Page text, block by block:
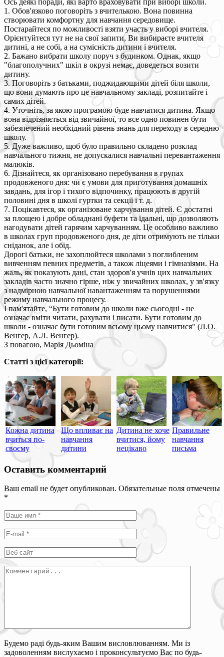
1. Обов'язково поговоріть з вчителькою. Вона повинна
створювати комфортну для навчання середовище.
Постарайтеся по можливості взяти участь у виборі вчителя.
Орієнтуйтеся тут не на свої запити, Ви вибираєте вчителя
дитині, а не собі, а на сумісність дитини і вчителя.
2. Бажано вибрати школу поруч з будинком. Однак, якщо
"благополучних" шкіл в окрузі немає, доведеться возити
дитину.
3. Поговоріть з батьками, поджидающими дітей біля школи,
що вони думають про це навчальному закладі, розпитайте і
самих дітей.
4. Уточніть, за якою програмою буде навчатися дитина. Якщо
вона відрізняється від звичайної, то все одно повинен бути
забезпечений необхідний рівень знань для переходу в середню
школу.
5. Дуже важливо, щоб було правильно складено розклад
навчального тижня, не допускалися навчальні перевантаження
малюків.
6. Дізнайтеся, як організовано перебування в групах
продовженого дня: чи є умови для приготування домашніх
завдань, для ігор і тихого відпочинку, працюють в другій
половині дня в школі гуртки та секції і т. д.
7. Поцікавтеся, як організоване харчування дітей. Є достатні
за площею і добре обладнані буфети та їдальні, що дозволяють
нагодувати дітей гарячим харчуванням. Це особливо важливо
в школах груп продовженого дня, де діти отримують не тільки
сніданок, але і обід.
Дорогі батьки, не захоплюйтеся школами з поглибленим
вивченням певних предметів, а також ліцеями і гімназіями. На
жаль, як показують дані, стан здоров'я учнів цих навчальних
закладів часто значно гірше, ніж у звичайних школах, у зв'язку
з надмірною навчальної навантаженням та порушеннями
режиму навчального процесу.
І пам'ятайте, “Бути готовим до школи вже сьогодні - не
означає вміти читати, рахувати і писати. Бути готовим до
школи - означає бути готовим всьому цьому навчитися" (Л.О.
Венгер, А.Л. Венгер).
З повагою, Марія Дьоміна
Статті з цієї категорії:
Кожна дитина
вчиться по-
своєму
Що впливає на
навчання
дитини
Дитина не хоче
вчитися, йому
нецікаво
Правильне
навчання
письма
Оставить комментарий
Ваш email не будет опубликован. Обязательные поля отмечены
*
Будемо раді будь-яким Вашим висловлюванням. Ми із
задоволенням вислухаємо і проконсультуємо Вас по будь-